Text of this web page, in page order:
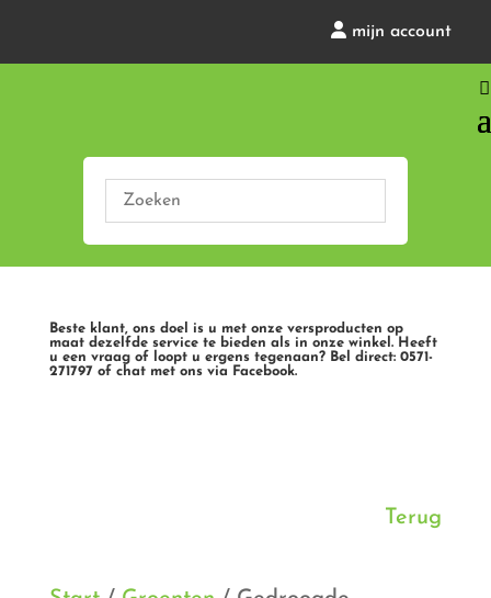
mijn account
Beste klant, ons doel is u met onze versproducten op
maat dezelfde service te bieden als in onze winkel. Heeft
u een vraag of loopt u ergens tegenaan? Bel direct: 0571-
271797 of chat met ons via Facebook.
Terug